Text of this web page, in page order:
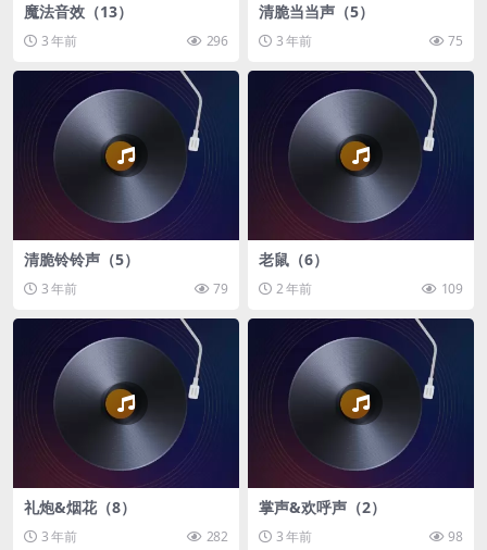
魔法音效（13）
3 年前 296
清脆当当声（5）
3 年前 75
清脆铃铃声（5）
3 年前 79
老鼠（6）
2 年前 109
礼炮&烟花（8）
3 年前 282
掌声&欢呼声（2）
3 年前 98